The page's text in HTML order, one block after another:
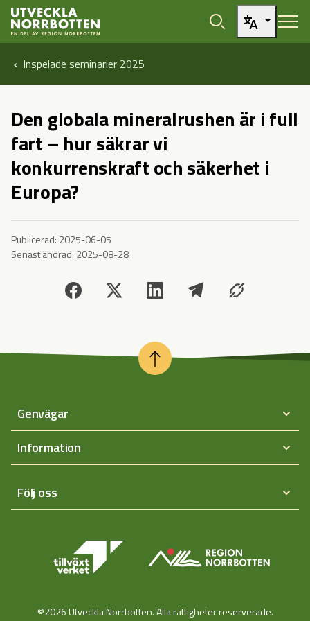
Öppna sidans huvudnavigering
Hoppa till sidans innehåll
Hoppa direkt till artikel
Inspelade seminarier 2025
Den globala mineralrushen är i full
fart – hur säkrar vi
konkurrenskraft och säkerhet i
Europa?
Publicerad: 2025-06-05
Senast ändrad: 2025-08-28
Genvägar
Information
Följ oss
©2026 Utveckla Norrbotten. Alla rättigheter reserverade.